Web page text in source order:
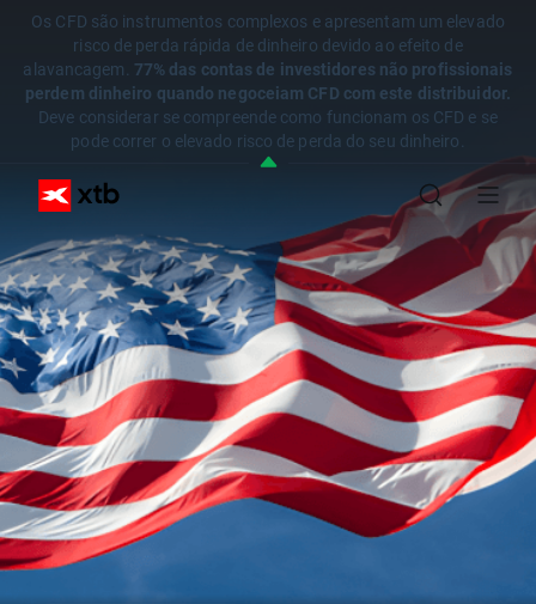
Os CFD são instrumentos complexos e apresentam um elevado
risco de perda rápida de dinheiro devido ao efeito de
alavancagem. 77% das contas de investidores não profissionais
perdem dinheiro quando negoceiam CFD com este distribuidor.
Deve considerar se compreende como funcionam os CFD e se
pode correr o elevado risco de perda do seu dinheiro.